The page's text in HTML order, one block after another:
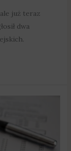
już teraz
dwa